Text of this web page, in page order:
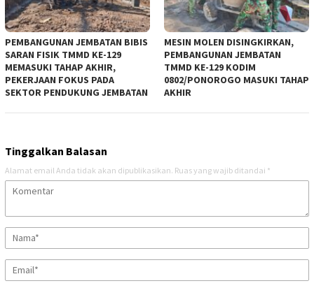
PEMBANGUNAN JEMBATAN BIBIS
SARAN FISIK TMMD KE-129
MEMASUKI TAHAP AKHIR,
PEKERJAAN FOKUS PADA
SEKTOR PENDUKUNG JEMBATAN
MESIN MOLEN DISINGKIRKAN,
PEMBANGUNAN JEMBATAN
TMMD KE-129 KODIM
0802/PONOROGO MASUKI TAHAP
AKHIR
Tinggalkan Balasan
Alamat email Anda tidak akan dipublikasikan. Ruas yang wajib ditandai *